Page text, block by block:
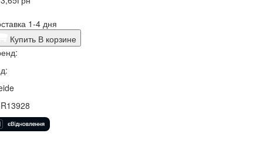
1-4 дня
Купить В корзине